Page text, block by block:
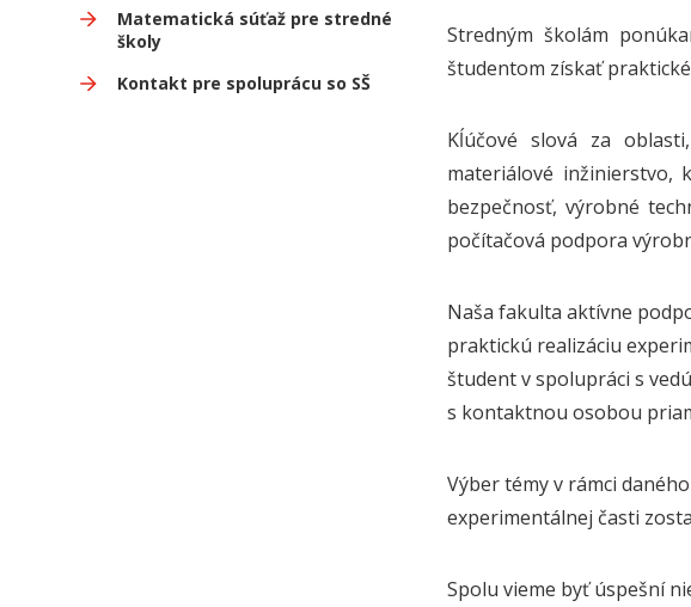
Matematická súťaž pre stredné
školy
Kontakt pre spoluprácu so SŠ
Stredným školám
študentom získať
Kĺúčové slová za
materiálové inžinierstvo,
bezpečnosť, výrobné
počítačová podpora
Naša fakulta aktívne
praktickú realizáciu
študent v spolupráci s
s kontaktnou osobou
Výber témy v rámci
experimentálnej časti
Spolu vieme byť úspešní